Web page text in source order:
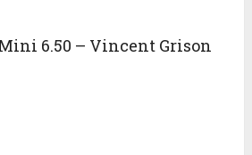
6.50 – Vincent Grison